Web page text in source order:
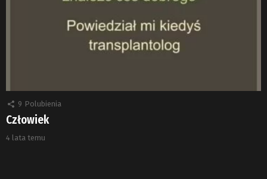
9 Polubienia
Człowiek
4 lata temu